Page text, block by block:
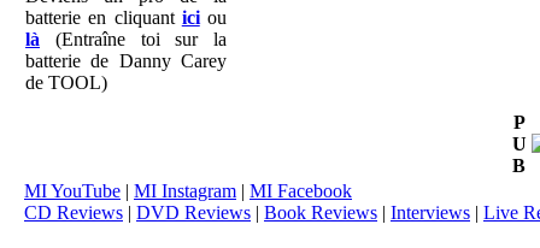
batterie en cliquant iciou
là (Entraîne toi sur la
batterie de Danny Carey
de TOOL)
P
U
B
MI YouTube | MI Instagram | MI Facebook
CD Reviews | DVD Reviews | Book Reviews | Interviews | Live